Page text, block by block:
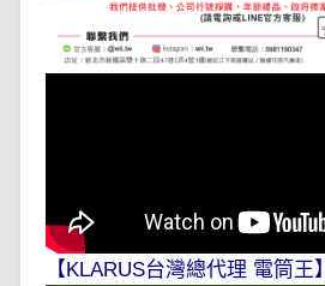
【KLARUS台灣總代理 電筒王】